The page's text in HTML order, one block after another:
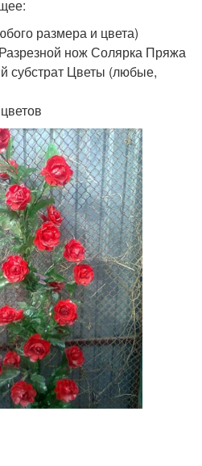
размера и цвета)
нож Солярка Пряжа
субстрат Цветы (любые,